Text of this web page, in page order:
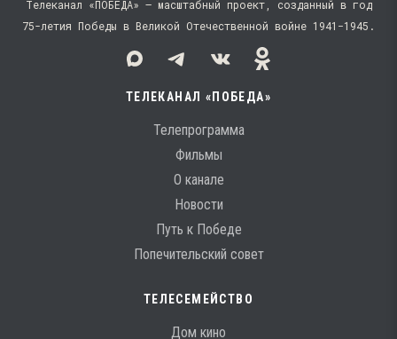
Телеканал «ПОБЕДА» — масштабный проект, созданный в год
75-летия Победы в Великой Отечественной войне 1941−1945.
ТЕЛЕКАНАЛ «ПОБЕДА»
Телепрограмма
Фильмы
О канале
Новости
Путь к Победе
Попечительский совет
ТЕЛЕСЕМЕЙСТВО
Дом кино